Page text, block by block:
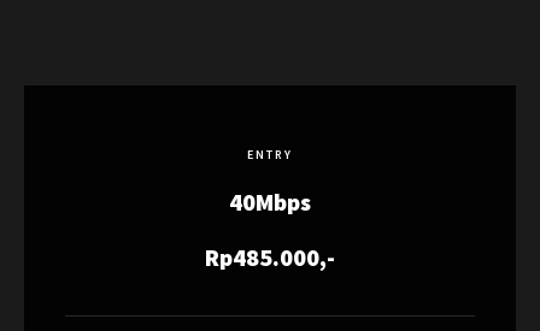
ENTRY
40Mbps
Rp485.000,-